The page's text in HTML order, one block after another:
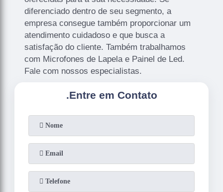
diferenciado dentro de seu segmento, a
empresa consegue também proporcionar um
atendimento cuidadoso e que busca a
satisfação do cliente. Também trabalhamos
com Microfones de Lapela e Painel de Led.
Fale com nossos especialistas.
.Entre em Contato